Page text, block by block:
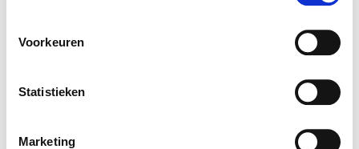
Voorkeuren
Statistieken
Marketing
Selecteer het onderwijs type
Gewoon Onthaalonderwijs